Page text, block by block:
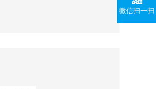
是现代化生产中*的机床辅助设
微信扫一扫